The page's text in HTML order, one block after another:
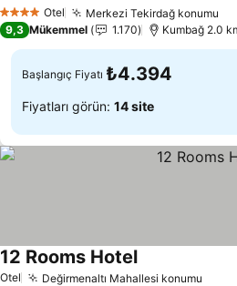
4 Yıldız Otel Merkezi Tekirdağ konumu
9,3 Mükemmel 1.170 Kumbağ 2.0
Başlangıç Fiyatı ₺4.394
Fiyatları görün: 14 site
Otel Değirmenaltı Mahallesi konumu
12 Rooms Hotel